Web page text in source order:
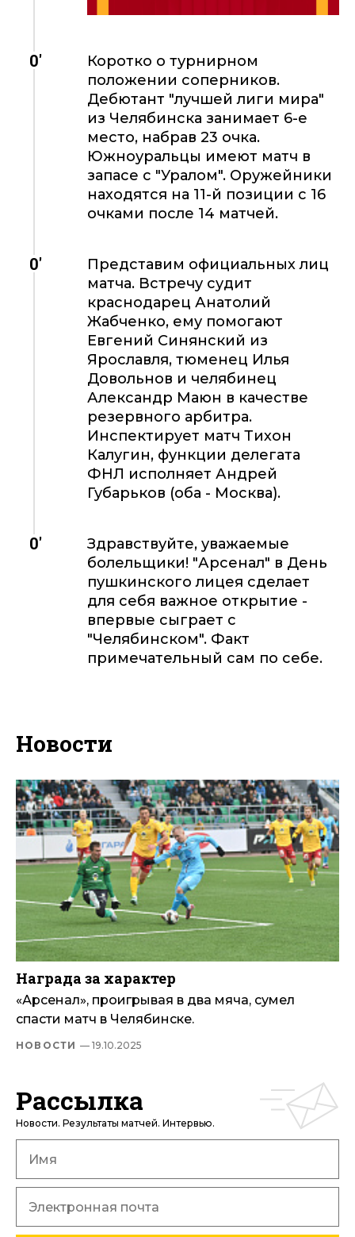
0'
Коротко о турнирном
положении соперников.
Дебютант "лучшей лиги мира"
из Челябинска занимает 6-е
место, набрав 23 очка.
Южноуральцы имеют матч в
запасе с "Уралом". Оружейники
находятся на 11-й позиции с 16
очками после 14 матчей.
0'
Представим официальных лиц
матча. Встречу судит
краснодарец Анатолий
Жабченко, ему помогают
Евгений Синянский из
Ярославля, тюменец Илья
Довольнов и челябинец
Александр Маюн в качестве
резервного арбитра.
Инспектирует матч Тихон
Калугин, функции делегата
ФНЛ исполняет Андрей
Губарьков (оба - Москва).
0'
Здравствуйте, уважаемые
болельщики! "Арсенал" в День
пушкинского лицея сделает
для себя важное открытие -
впервые сыграет с
"Челябинском". Факт
примечательный сам по себе.
Новости
Награда за характер
«Арсенал», проигрывая в два мяча, сумел
спасти матч в Челябинске.
НОВОСТИ — 19.10.2025
Рассылка
Новости. Результаты матчей. Интервью.